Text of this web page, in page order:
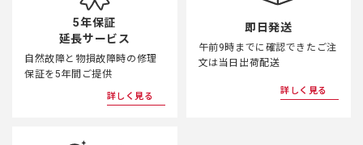
5年保証
延長サービス
自然故障と物損故障時の修理
保証を5年間ご提供
詳しく見る
即日発送
午前9時までに確認できたご注
文は当日出荷配送
詳しく見る